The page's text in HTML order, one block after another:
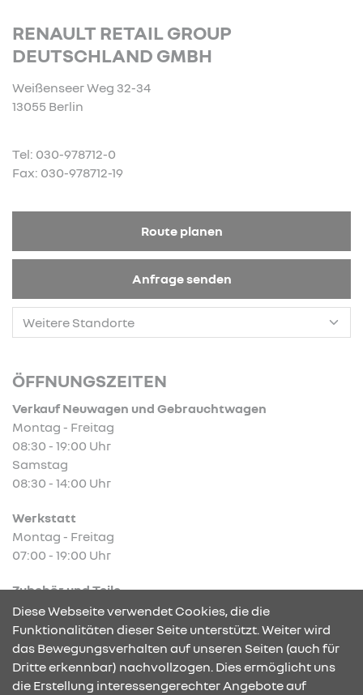
RENAULT RETAIL GROUP
DEUTSCHLAND GMBH
Weißenseer Weg 32-34
13055 Berlin
Tel: 030-978712-0
Fax: 030-978712-19
Route planen
Anfrage senden
ÖFFNUNGSZEITEN
Verkauf Neuwagen und Gebrauchtwagen
Montag - Freitag
08:30 - 19:00 Uhr
Samstag
08:30 - 14:00 Uhr
Werkstatt
Montag - Freitag
07:00 - 19:00 Uhr
Zubehör und Teile
Montag - Freitag
07:00 - 19:00 Uhr
Abb. zeigen Sonderausstattung.
Diese Webseite verwendet Cookies, die die
Funktionalitäten dieser Seite unterstützt. Weiter wird
das Bewegungsverhalten auf unseren Seiten (auch für
Dritte erkennbar) nachvollzogen. Dies ermöglicht uns
die Erstellung interessengerechter Angebote auf